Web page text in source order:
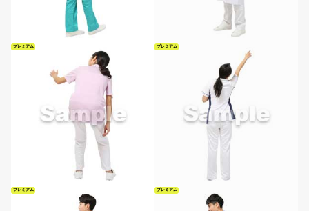
プレミアム プレミアム
プレミアム プレミアム